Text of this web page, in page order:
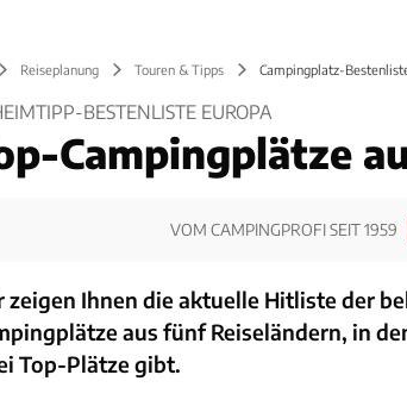
Reiseplanung Touren & Tipps Campingplatz-
BESTENLISTE EUROPA
Campingplätze
VOM CAMPINGPROFI SEIT 1959
zeigen Ihnen die aktuelle Hitliste der
aus fünf Reiseländern, in
Top-Plätze gibt.